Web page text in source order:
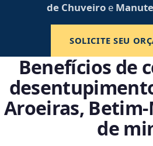
de Chuveiro e
SOLICITE SEU
Benefícios de
Aroeiras,
de